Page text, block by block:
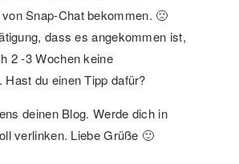
Snap-Chat bekommen. 🙁
dass es angekommen ist,
2 -3 Wochen keine
Hast du einen Tipp dafür?
deinen Blog. Werde dich in
verlinken. Liebe Grüße 🙂